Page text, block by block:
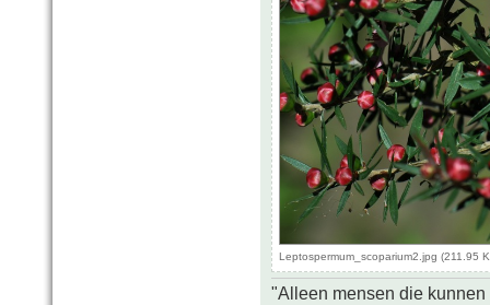
Leptospermum_scoparium2.jpg (211.95
"Alleen mensen die